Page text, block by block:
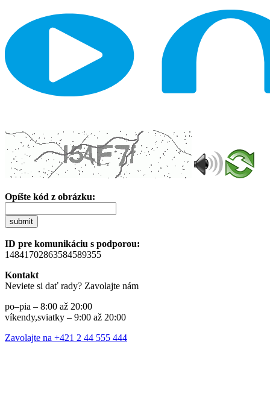
Opíšte kód z obrázku:
submit
ID pre komunikáciu s podporou:
14841702863584589355
Kontakt
Neviete si dať rady? Zavolajte nám
po–pia – 8:00 až 20:00
víkendy,sviatky – 9:00 až 20:00
Zavolajte na +421 2 44 555 444